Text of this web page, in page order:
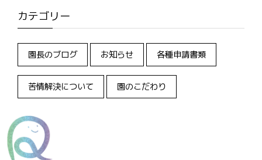
カテゴリー
園長のブログ お知らせ 各種申請書類
苦情解決について 園のこだわり